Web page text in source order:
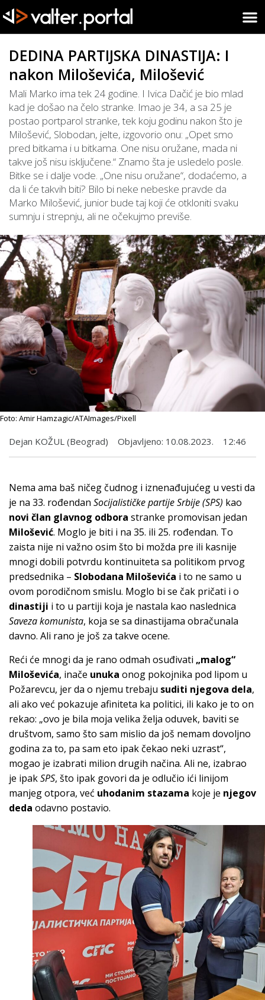
DEDINA PARTIJSKA DINASTIJA: I
nakon Miloševića, Milošević
Mali Marko ima tek 24 godine. I Ivica Dačić je bio mlad
kad je došao na čelo stranke. Imao je 34, a sa 25 je
postao portparol stranke, tek koju godinu nakon što je
Milošević, Slobodan, jelte, izgovorio onu: „Opet smo
pred bitkama i u bitkama. One nisu oružane, mada ni
takve još nisu isključene.“ Znamo šta je usledelo posle.
Bitke se i dalje vode. „One nisu oružane“, dodaćemo, a
da li će takvih biti? Bilo bi neke nebeske pravde da
Marko Milošević, junior bude taj koji će otkloniti svaku
sumnju i strepnju, ali ne očekujmo previše.
Foto: Amir Hamzagic/ATAImages/Pixell
Dejan KOŽUL (Beograd) Objavljeno: 10.08.2023. 12:46
Nema ama baš ničeg čudnog i iznenađujućeg u vesti da
je na 33. rođendan Socijalističke partije Srbije (SPS) kao
novi član glavnog odbora stranke promovisan jedan
Milošević. Moglo je biti i na 35. ili 25. rođendan. To
zaista nije ni važno osim što bi možda pre ili kasnije
mnogi dobili potvrdu kontinuiteta sa politikom prvog
predsednika – Slobodana Miloševića i to ne samo u
ovom porodičnom smislu. Moglo bi se čak pričati i o
dinastiji i to u partiji koja je nastala kao naslednica
Saveza komunista, koja se sa dinastijama obračunala
davno. Ali rano je još za takve ocene.
Reći će mnogi da je rano odmah osuđivati „malog“
Miloševića, inače unuka onog pokojnika pod lipom u
Požarevcu, jer da o njemu trebaju suditi njegova dela,
ali ako već pokazuje afiniteta ka politici, ili kako je to on
rekao: „ovo je bila moja velika želja oduvek, baviti se
društvom, samo što sam mislio da još nemam dovoljno
godina za to, pa sam eto ipak čekao neki uzrast“,
mogao je izabrati milion drugih načina. Ali ne, izabrao
je ipakSPS, što ipak govori da je odlučio ići linijom
manjeg otpora, već uhodanim stazama koje je njegov
deda odavno postavio.